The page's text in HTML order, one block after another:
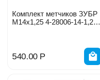
Комплект метчиков ЗУБР
М14х1,25 4-28006-14-1,25-
540.00 Р